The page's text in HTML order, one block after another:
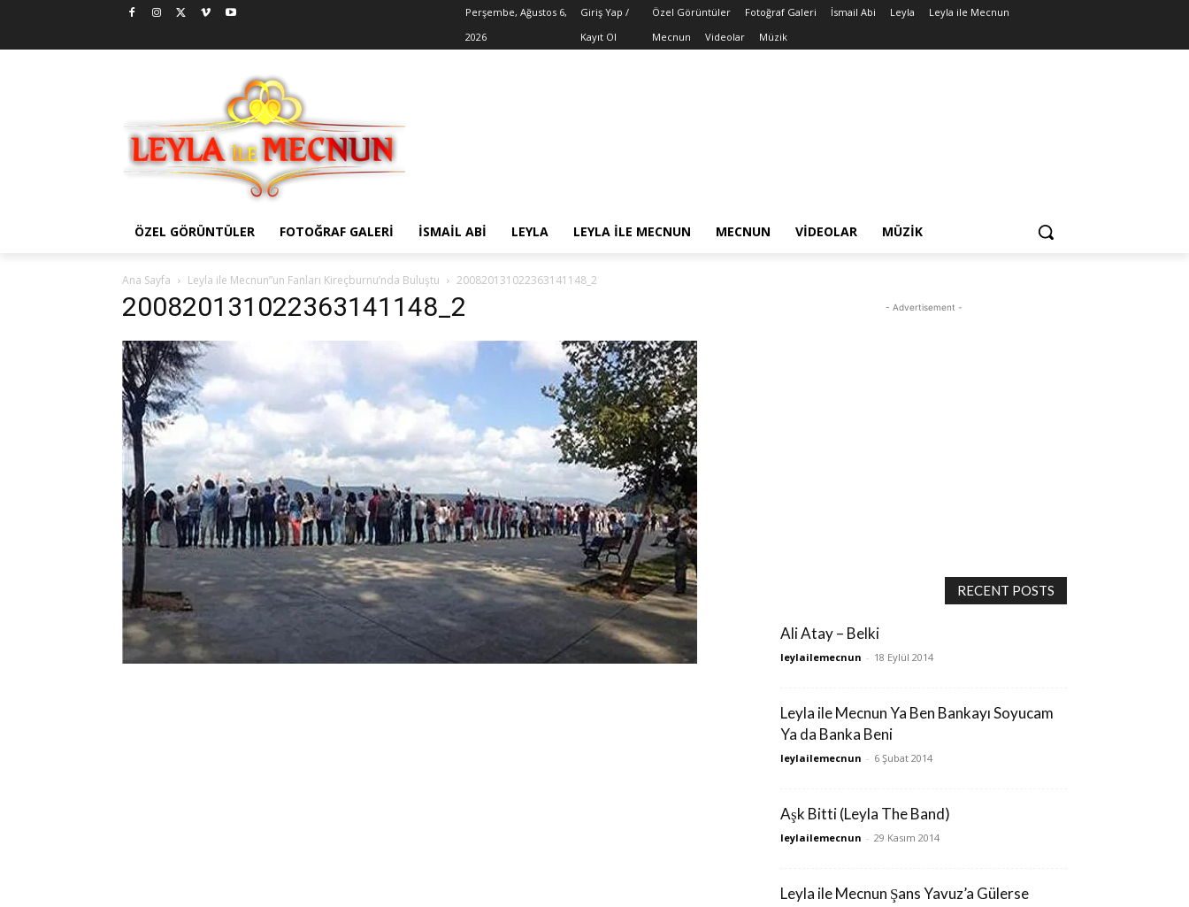
Perşembe, Ağustos 6,
2026
Giriş Yap /
Kayıt Ol
Özel Görüntüler Fotoğraf Galeri İsmail Abi Leyla
Leyla ile Mecnun
Mecnun
Videolar Müzik
ÖZEL GÖRÜNTÜLER FOTOĞRAF GALERI İSMAIL ABI LEYLA LEYLA ILE MECNUN MECNUN VIDEOLAR MÜZIK
Ana Sayfa Leyla ile Mecnun”un Fanları Kireçburnu’nda Buluştu 200820131022363141148_2
200820131022363141148_2 - Advertisement -
RECENT POSTS
Ali Atay – Belki
leylailemecnun - 18 Eylül 2014
Leyla ile Mecnun Ya Ben Bankayı Soyucam
Ya da Banka Beni
leylailemecnun - 6 Şubat 2014
Aşk Bitti (Leyla The Band)
leylailemecnun - 29 Kasım 2014
Leyla ile Mecnun Şans Yavuz’a Gülerse